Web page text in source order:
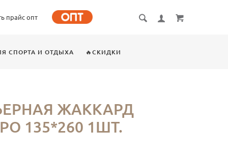
прайс опт
СПОРТА И ОТДЫХА 🔥СКИДКИ
ЖАККАРД
135*260 1ШТ.